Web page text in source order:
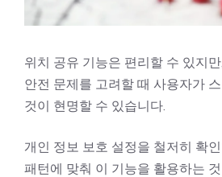
위치 공유 기능은 편리할 수 있지
안전 문제를 고려할 때 사용자가
것이 현명할 수 있습니다.
개인 정보 보호 설정을 철저히 확
패턴에 맞춰 이 기능을 활용하는